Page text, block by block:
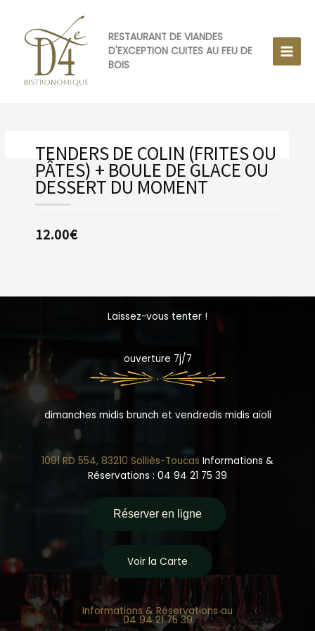
contenu
RESTAURANT DE VIANDES
D'EXCEPTION CUITES AU FEU DE
BOIS
TENDERS DE COLIN (FRITES OU
PÂTES) + BOULE DE GLACE OU
DESSERT DU MOMENT
12.00€
Laissez-vous tenter !
ouverture 7j/7
dimanches midis brunch et vendredis midis aïoli
1091 RD 554, 83210 Solliès-Toucas Informations &
Réservations : 04 94 21 75 39
Réserver en ligne
Voir la Carte
Informations & Réservations au
04 94 21 75 39